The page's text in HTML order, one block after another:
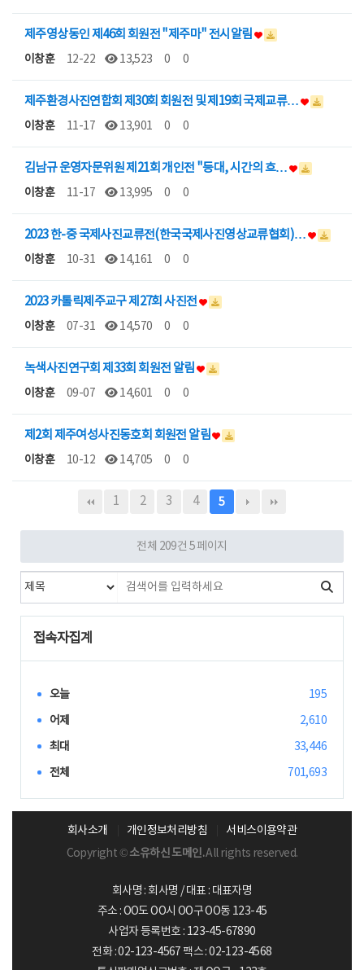
제주영상동인 제46회 회원전 "제주마" 전시알림
이창훈 12-22 13,523 0 0
제주환경사진연합회 제30회 회원전 및 제19회 국제교류…
이창훈 11-17 13,901 0 0
김남규 운영자문위원 제21회 개인전 "등대, 시간의 흐…
이창훈 11-17 13,995 0 0
2023 한-중 국제사진교류전(한국국제사진영상교류협회)…
이창훈 10-31 14,161 0 0
2023 카톨릭제주교구 제27회 사진전
이창훈 07-31 14,570 0 0
녹색사진연구회 제33회 회원전 알림
이창훈 09-07 14,601 0 0
제2회 제주여성사진동호회 회원전 알림
이창훈 10-12 14,705 0 0
1 2 3 4 5
전체 209건 5 페이지
접속자집계
오늘
195
어제
2,610
최대
33,446
전체
701,693
회사소개 개인정보처리방침
서비스이용약관
Copyright ©소유하신 도메인.All rights reserved.
회사명 : 회사명 / 대표 : 대표자명
주소 : OO도 OO시 OO구 OO동 123-45
사업자 등록번호 : 123-45-67890
전화 : 02-123-4567 팩스 : 02-123-4568